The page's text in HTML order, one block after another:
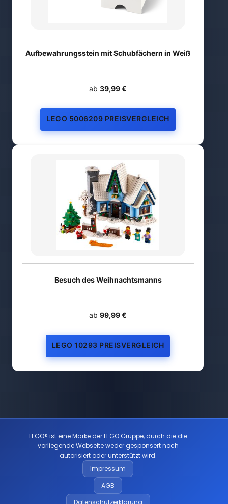
Aufbewahrungsstein mit Schubfächern in Weiß
ab 39,99 €
LEGO 5006209 PREISVERGLEICH
Besuch des Weihnachtsmanns
ab 99,99 €
LEGO 10293 PREISVERGLEICH
LEGO® ist eine Marke der LEGO Gruppe, durch die die
vorliegende Webseite weder gesponsert noch
autorisiert oder unterstützt wird.
Impressum
AGB
Datenschutzerklärung